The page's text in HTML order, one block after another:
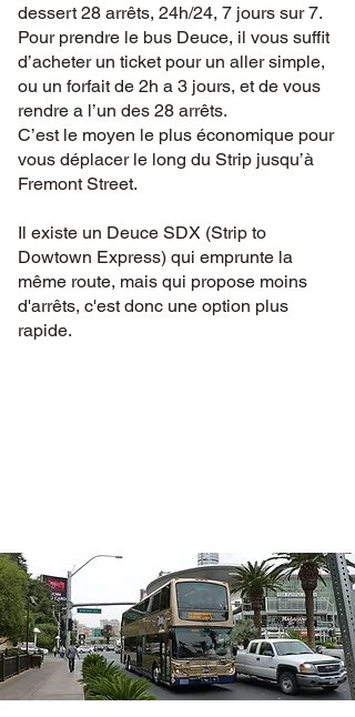
dessert 28 arrêts, 24h/24, 7 jours sur 7.
Pour prendre le bus Deuce, il vous suffit
d’acheter un ticket pour un aller simple,
ou un forfait de 2h a 3 jours, et de vous
rendre a l’un des 28 arrêts.
C’est le moyen le plus économique pour
vous déplacer le long du Strip jusqu’à
Fremont Street.
Il existe un Deuce SDX (Strip to
Dowtown Express) qui emprunte la
même route, mais qui propose moins
d'arrêts, c'est donc une option plus
rapide.